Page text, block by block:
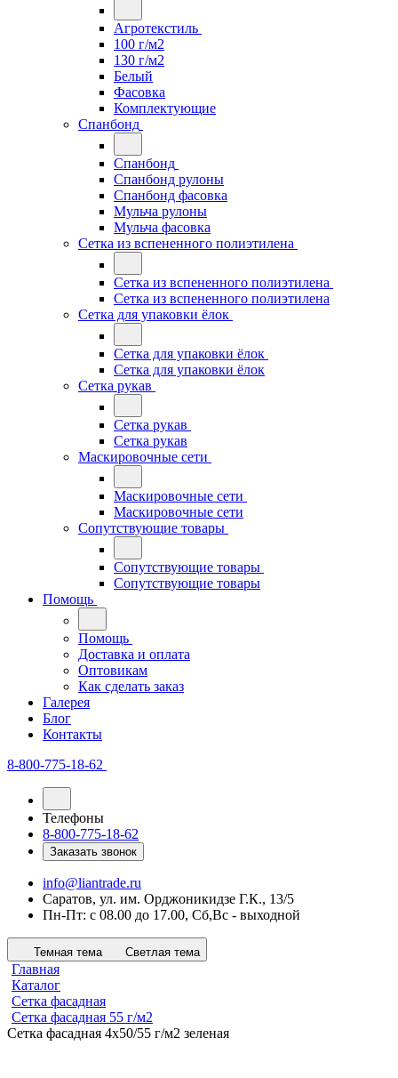
Агротекстиль
100 г/м2
130 г/м2
Белый
Фасовка
Комплектующие
Спанбонд
Спанбонд
Спанбонд рулоны
Спанбонд фасовка
Мульча рулоны
Мульча фасовка
Сетка из вспененного полиэтилена
Сетка из вспененного полиэтилена
Сетка из вспененного полиэтилена
Сетка для упаковки ёлок
Сетка для упаковки ёлок
Сетка для упаковки ёлок
Сетка рукав
Сетка рукав
Сетка рукав
Маскировочные сети
Маскировочные сети
Маскировочные сети
Сопутствующие товары
Сопутствующие товары
Сопутствующие товары
Помощь
Помощь
Доставка и оплата
Оптовикам
Как сделать заказ
Галерея
Блог
Контакты
8-800-775-18-62
Телефоны
8-800-775-18-62
Заказать звонок
info@liantrade.ru
Саратов, ул. им. Орджоникидзе Г.К., 13/5
Пн-Пт: c 08.00 до 17.00, Cб,Вс - выходной
Темная тема Светлая тема
Главная
Каталог
Сетка фасадная
Сетка фасадная 55 г/м2
Сетка фасадная 4х50/55 г/м2 зеленая